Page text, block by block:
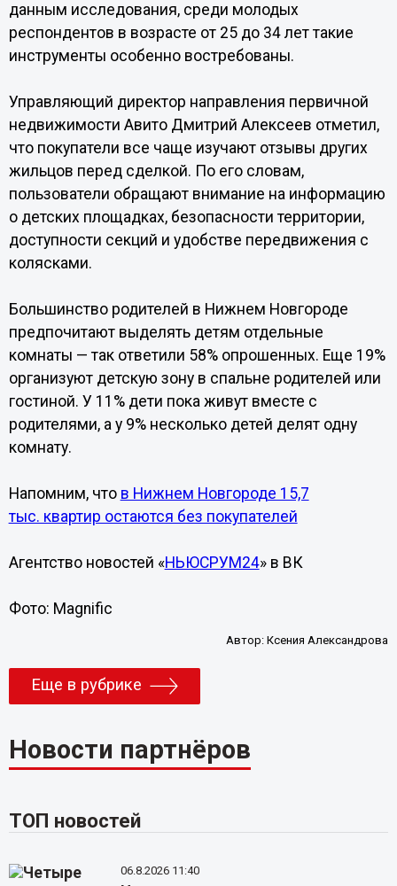
данным исследования, среди молодых
респондентов в возрасте от 25 до 34 лет такие
инструменты особенно востребованы.
Управляющий директор направления первичной
недвижимости Авито Дмитрий Алексеев отметил,
что покупатели все чаще изучают отзывы других
жильцов перед сделкой. По его словам,
пользователи обращают внимание на информацию
о детских площадках, безопасности территории,
доступности секций и удобстве передвижения с
колясками.
Большинство родителей в Нижнем Новгороде
предпочитают выделять детям отдельные
комнаты — так ответили 58% опрошенных. Еще 19%
организуют детскую зону в спальне родителей или
гостиной. У 11% дети пока живут вместе с
родителями, а у 9% несколько детей делят одну
комнату.
Напомним, что в Нижнем Новгороде 15,7
тыс. квартир остаются без покупателей
Агентство новостей «НЬЮСРУМ24» в ВК
Фото: Magnific
Автор:Ксения Александрова
Еще в рубрике
Новости партнёров
ТОП новостей
06.8.2026 11:40